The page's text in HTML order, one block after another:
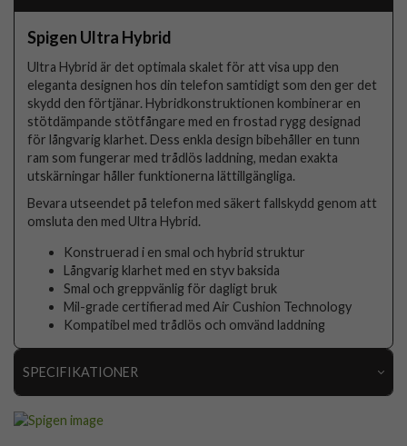
Spigen Ultra Hybrid
Ultra Hybrid är det optimala skalet för att visa upp den
eleganta designen hos din telefon samtidigt som den ger det
skydd den förtjänar. Hybridkonstruktionen kombinerar en
stötdämpande stötfångare med en frostad rygg designad
för långvarig klarhet. Dess enkla design bibehåller en tunn
ram som fungerar med trådlös laddning, medan exakta
utskärningar håller funktionerna lättillgängliga.
Bevara utseendet på telefon med säkert fallskydd genom att
omsluta den med Ultra Hybrid.
Konstruerad i en smal och hybrid struktur
Långvarig klarhet med en styv baksida
Smal och greppvänlig för dagligt bruk
Mil-grade certifierad med Air Cushion Technology
Kompatibel med trådlös och omvänd laddning
SPECIFIKATIONER